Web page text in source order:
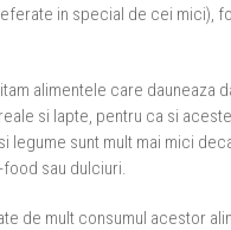
in special de cei mici),
alimentele care dauneaza
si lapte, pentru ca si
sunt mult mai mici
sau dulciuri.
de mult consumul acestor